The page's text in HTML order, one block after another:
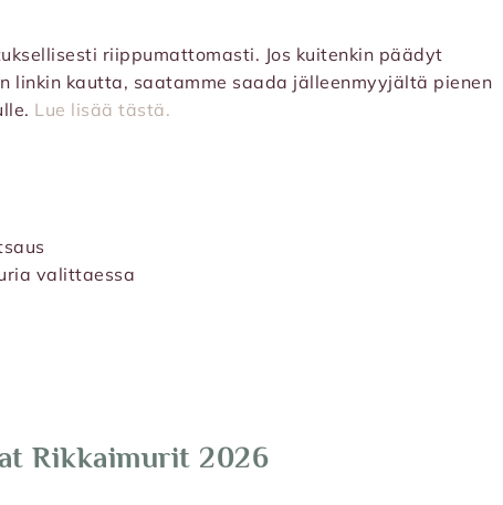
riippumattomasti. Jos kuitenkin päädyt
linkin kautta, saatamme saada jälleenmyyjältä pienen
Lue lisää tästä.
valittaessa
Rikkaimurit 2026